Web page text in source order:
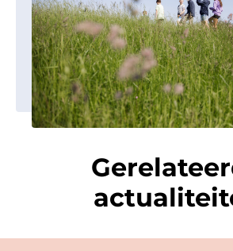
Werkzaamheden
natteheide
Coendersborg in
het herstel van een bijzonder
werkzaamheden zijn inmiddels […]